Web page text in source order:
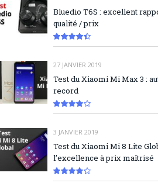
Bluedio T6S : excellent
qualité / prix
27 JANVIER 2019
Test du Xiaomi Mi Max 3 :
record
3 JANVIER 2019
Test du Xiaomi Mi 8 Lite
l’excellence à prix maîtrisé